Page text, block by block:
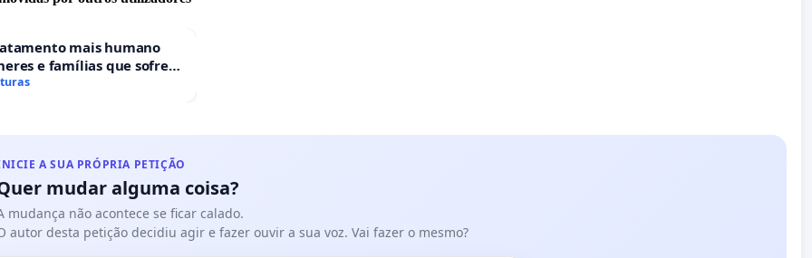
mais humano
e famílias que sofrem
gestacional nos hospitais
A SUA PRÓPRIA PETIÇÃO
mudar alguma coisa?
mudança não acontece se ficar calado.
autor desta petição decidiu agir e fazer ouvir a sua voz. Vai fazer o mesmo?